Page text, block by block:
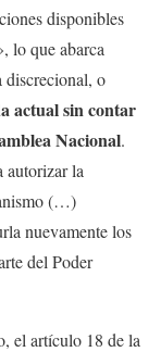
disponibles
lo que abarca
discrecional, o
actual sin contar
Nacional.
autorizar la
(…)
nuevamente los
del Poder
el artículo 18 de la